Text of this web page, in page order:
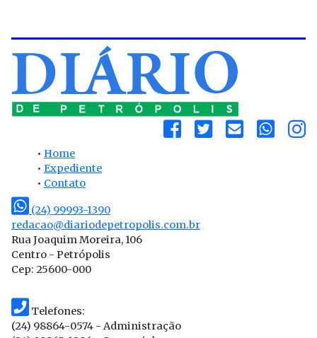
• Home
• Expediente
• Contato
(24) 99993-1390
redacao@diariodepetropolis.com.br
Rua Joaquim Moreira, 106
Centro - Petrópolis
Cep: 25600-000
Telefones:
(24) 98864-0574 - Administração